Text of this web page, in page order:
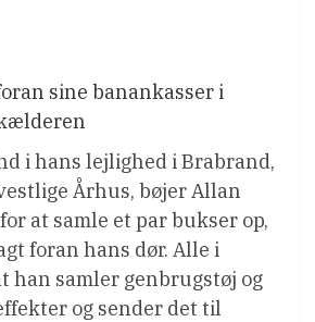
sine banankasser i
i hans lejlighed i Brabrand,
Århus, bøjer Allan
at samle et par bukser op,
foran hans dør. Alle i
han samler genbrugstøj og
og sender det til